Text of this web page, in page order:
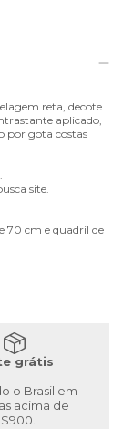
reta, decote
aplicado,
por gota costas
site.
70 cm e quadril de
grátis
o Brasil em
acima de